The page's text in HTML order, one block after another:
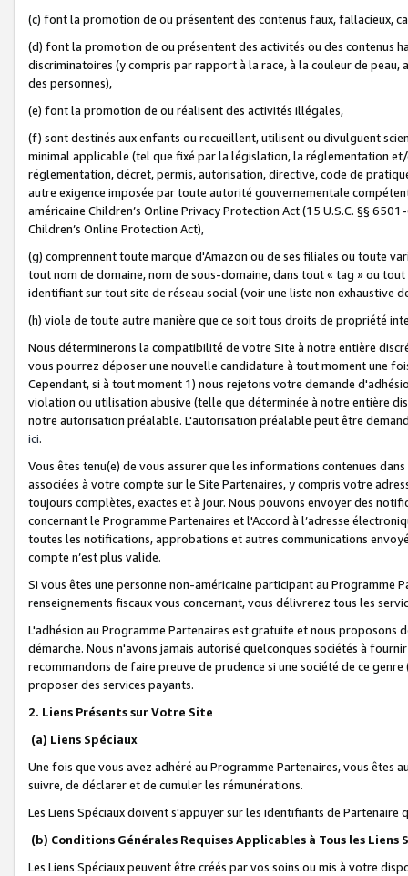
(c) font la promotion de ou présentent des contenus faux, fallacieux,
(d) font la promotion de ou présentent des activités ou des contenus
discriminatoires (y compris par rapport à la race, à la couleur de
des personnes),
(e) font la promotion de ou réalisent des activités illégales,
(f) sont destinés aux enfants ou recueillent, utilisent ou divulguent
minimal applicable (tel que fixé par la législation, la réglementation
réglementation, décret, permis, autorisation, directive, code de
autre exigence imposée par toute autorité gouvernementale
américaine Children’s Online Privacy Protection Act (15 U.S.C. §§
Children’s Online Protection Act),
(g) comprennent toute marque d'Amazon ou de ses filiales ou toute
tout nom de domaine, nom de sous-domaine, dans tout « tag » ou
identifiant sur tout site de réseau social (voir une liste non exhaustive
(h) viole de toute autre manière que ce soit tous droits de propriété
Nous déterminerons la compatibilité de votre Site à notre entière
vous pourrez déposer une nouvelle candidature à tout moment une
Cependant, si à tout moment 1) nous rejetons votre demande
violation ou utilisation abusive (telle que déterminée à notre entière
notre autorisation préalable. L'autorisation préalable peut être
ici.
Vous êtes tenu(e) de vous assurer que les informations contenues
associées à votre compte sur le Site Partenaires, y compris votre
toujours complètes, exactes et à jour. Nous pouvons envoyer des
concernant le Programme Partenaires et l'Accord à l’adresse
toutes les notifications, approbations et autres communications
compte n’est plus valide.
Si vous êtes une personne non-américaine participant au
renseignements fiscaux vous concernant, vous délivrerez tous les
L'adhésion au Programme Partenaires est gratuite et nous proposons
démarche. Nous n'avons jamais autorisé quelconques sociétés à
recommandons de faire preuve de prudence si une société de ce
proposer des services payants.
2. Liens Présents sur Votre Site
(a) Liens Spéciaux
Une fois que vous avez adhéré au Programme Partenaires, vous êtes
suivre, de déclarer et de cumuler les rémunérations.
Les Liens Spéciaux doivent s'appuyer sur les identifiants de Partenaire
(b) Conditions Générales Requises Applicables à Tous les Liens
Les Liens Spéciaux peuvent être créés par vos soins ou mis à votre